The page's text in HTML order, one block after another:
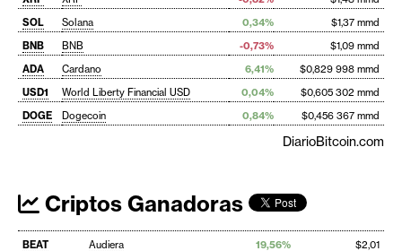
SOL
Solana 0,34%
$1,37 mmd
BNB
BNB -0,73%
$1,09 mmd
ADA
Cardano 6,41%
$0,829 998 mmd
USD1
World Liberty Financial USD 0,04%
$0,605 302 mmd
DOGE
Dogecoin 0,84% $0,456 367 mmd
DiarioBitcoin.com
Criptos Ganadoras
BEAT Audiera 19,56%
$2,01